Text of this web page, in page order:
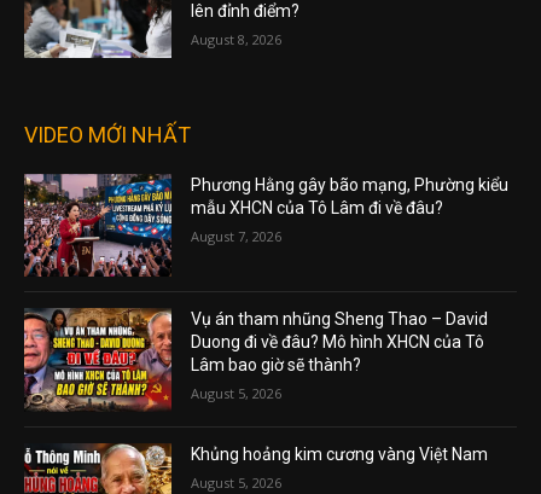
lên đỉnh điểm?
August 8, 2026
VIDEO MỚI NHẤT
Phương Hằng gây bão mạng, Phường kiểu
mẫu XHCN của Tô Lâm đi về đâu?
August 7, 2026
Vụ án tham nhũng Sheng Thao – David
Duong đi về đâu? Mô hình XHCN của Tô
Lâm bao giờ sẽ thành?
August 5, 2026
Khủng hoảng kim cương vàng Việt Nam
August 5, 2026